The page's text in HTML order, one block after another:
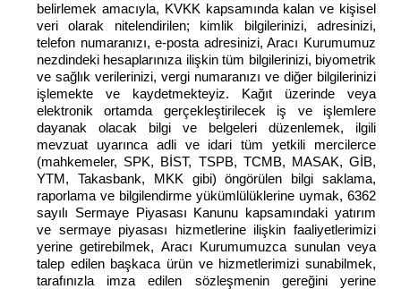
belirlemek amacıyla, KVKK kapsamında kalan ve kişisel
veri olarak nitelendirilen; kimlik bilgilerinizi, adresinizi,
telefon numaranızı, e-posta adresinizi, Aracı Kurumumuz
nezdindeki hesaplarınıza ilişkin tüm bilgilerinizi, biyometrik
ve sağlık verilerinizi, vergi numaranızı ve diğer bilgilerinizi
işlemekte ve kaydetmekteyiz. Kağıt üzerinde veya
elektronik ortamda gerçekleştirilecek iş ve işlemlere
dayanak olacak bilgi ve belgeleri düzenlemek, ilgili
mevzuat uyarınca adli ve idari tüm yetkili mercilerce
(mahkemeler, SPK, BİST, TSPB, TCMB, MASAK, GİB,
YTM, Takasbank, MKK gibi) öngörülen bilgi saklama,
raporlama ve bilgilendirme yükümlülüklerine uymak, 6362
sayılı Sermaye Piyasası Kanunu kapsamındaki yatırım
ve sermaye piyasası hizmetlerine ilişkin faaliyetlerimizi
yerine getirebilmek, Aracı Kurumumuzca sunulan veya
talep edilen başkaca ürün ve hizmetlerimizi sunabilmek,
tarafınızla imza edilen sözleşmenin gereğini yerine